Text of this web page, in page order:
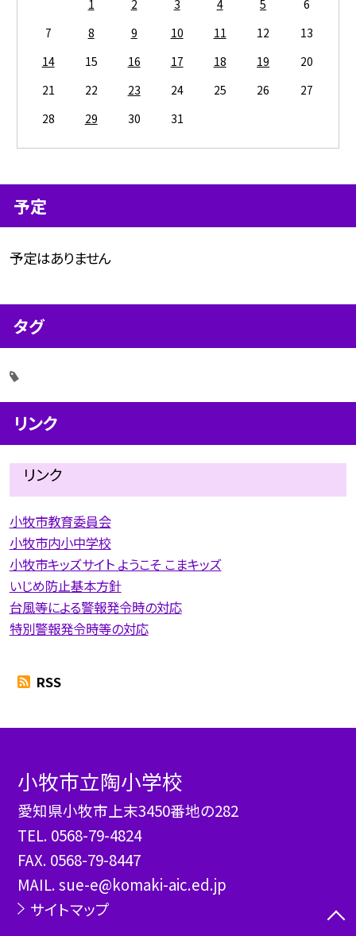
1 2 3 4 5
6
7
8 9 10 11 12
13
14
15 16 17 18 19
20
21
22 23 24 25 26
27
28
29 30 31
予定
予定はありません
タグ
リンク
リンク
小牧市教育委員会
小牧市内小中学校
小牧市キッズサイト ようこそ こまキッズ
いじめ防止基本方針
台風等による警報発令時の対応
特別警報発令時等の対応
RSS
小牧市立陶小学校
愛知県小牧市上末3450番地の282
TEL. 0568-79-4824
FAX. 0568-79-8447
MAIL. sue-e@komaki-aic.ed.jp
サイトマップ